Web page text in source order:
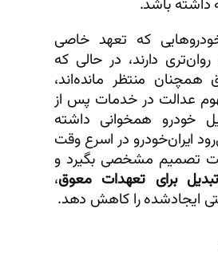
داشته باشد.
که تعهد خاصی
روان‌تری دارند، در حالی که
منتظر مانده‌اند،
عدالت در خدمات پس از
خودرو همخوانی داشته
ایران‌خودرو در اسرع وقت
تصمیم مشخصی بگیرد و
برای تعهدات معوق،
ایجادشده را کاهش دهد.